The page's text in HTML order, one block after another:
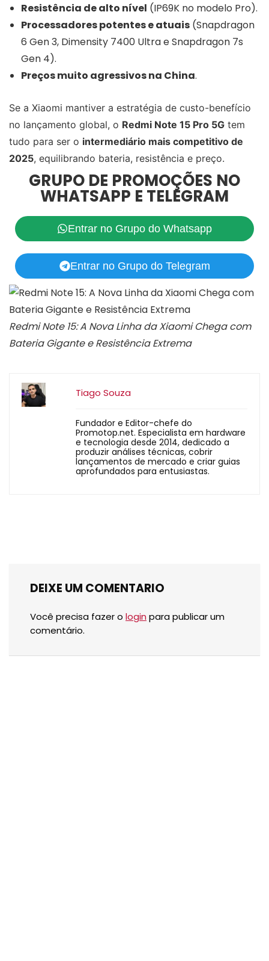
Resistência de alto nível (IP69K no modelo Pro).
Processadores potentes e atuais (Snapdragon
6 Gen 3, Dimensity 7400 Ultra e Snapdragon 7s
Gen 4).
Preços muito agressivos na China.
Se a Xiaomi mantiver a estratégia de custo-benefício
no lançamento global, o Redmi Note 15 Pro 5G tem
tudo para ser o intermediário mais competitivo de
2025, equilibrando bateria, resistência e preço.
GRUPO DE PROMOÇÕES NO
WHATSAPP E TELEGRAM
Entrar no Grupo do Whatsapp
Entrar no Grupo do Telegram
Redmi Note 15: A Nova Linha da Xiaomi Chega com
Bateria Gigante e Resistência Extrema
Tiago Souza
Fundador e Editor-chefe do
Promotop.net. Especialista em hardware
e tecnologia desde 2014, dedicado a
produzir análises técnicas, cobrir
lançamentos de mercado e criar guias
aprofundados para entusiastas.
DEIXE UM COMENTARIO
Você precisa fazer o login para publicar um
comentário.